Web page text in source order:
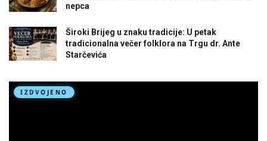
nepca
Široki Brijeg u znaku tradicije: U petak
tradicionalna večer folklora na Trgu dr. Ante
Starčevića